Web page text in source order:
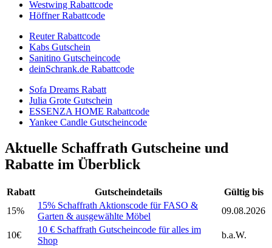
Westwing Rabattcode
Höffner Rabattcode
Reuter Rabattcode
Kabs Gutschein
Sanitino Gutscheincode
deinSchrank.de Rabattcode
Sofa Dreams Rabatt
Julia Grote Gutschein
ESSENZA HOME Rabattcode
Yankee Candle Gutscheincode
Aktuelle Schaffrath Gutscheine und
Rabatte im Überblick
Rabatt Gutscheindetails
Gültig bis
15%
15% Schaffrath Aktionscode für FASO &
Garten & ausgewählte Möbel
09.08.2026
10€
10 € Schaffrath Gutscheincode für alles im
Shop
b.a.W.